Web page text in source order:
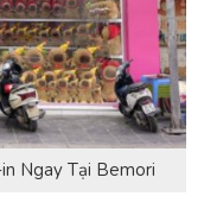
Ngay Tại Bemori